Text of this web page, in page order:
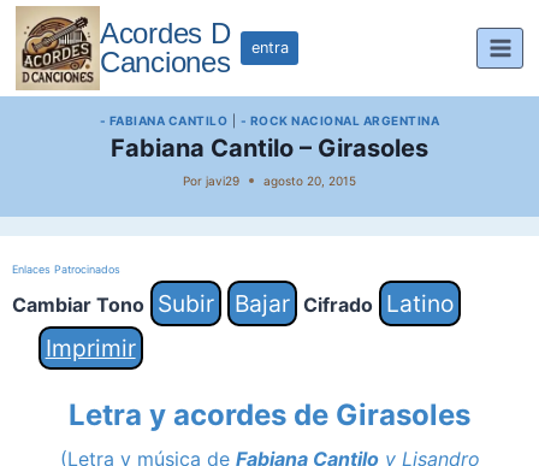
Saltar
contenido
Acordes D
Canciones
entra
- FABIANA CANTILO - ROCK NACIONAL ARGENTINA
Fabiana Cantilo – Girasoles
Por javi29 agosto 20, 2015
Enlaces Patrocinados
Cambiar Tono Subir Bajar Cifrado
Latino
Imprimir
Letra y acordes de Girasoles
(Letra y música de Fabiana Cantiloy Lisandro